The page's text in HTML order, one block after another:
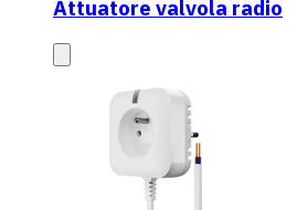
Attuatore valvola radio